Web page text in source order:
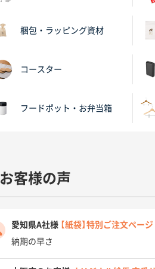
梱包・ラッピング資材
コースター
フードポット・お弁当箱
お客様の声
愛知県A社様 【紙袋】特別ご注文ページ
納期の早さ